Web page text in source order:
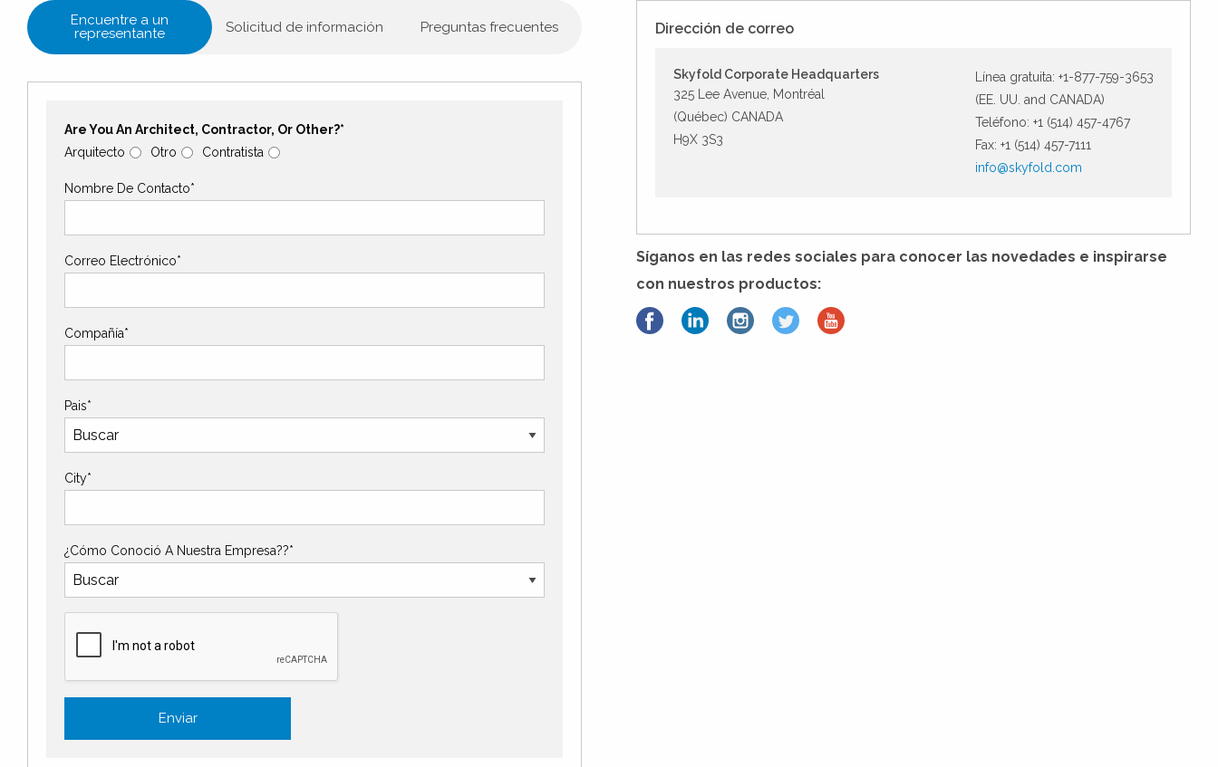
Encuentre a un
representante
Solicitud de información Preguntas frecuentes
Are You An Architect, Contractor, Or Other?*
Arquitecto
Otro Contratista
Nombre De Contacto*
Correo Electrónico*
Compañía*
Pais*
City*
¿Cómo Conoció A Nuestra Empresa??*
Enviar
Dirección de correo
Skyfold Corporate Headquarters
325 Lee Avenue, Montréal
(Québec) CANADA
H9X 3S3
Línea gratuita: +1-877-759-3653
(EE. UU. and CANADA)
Teléfono: +1 (514) 457-4767
Fax: +1 (514) 457-7111
info@skyfold.com
Síganos en las redes sociales para conocer las novedades e inspirarse
con nuestros productos: